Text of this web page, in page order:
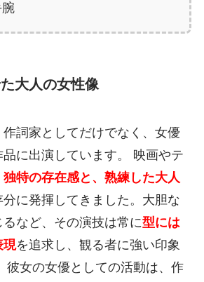
大人の女性像
詞家としてだけでなく、女優
に出演しています。 映画やテ
独特の存在感と、熟練した大人
分に発揮してきました。大胆な
など、その演技は常に型には
現を追求し、観る者に強い印象
彼女の女優としての活動は、作